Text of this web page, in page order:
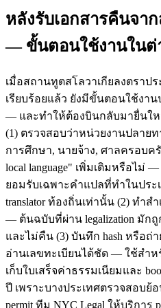
หลังรับเอกสารคืนจา
— ขั้นตอนใช้งานในต่
เมื่อสถานทูตสโลวาเกียลงตราปร
เรียบร้อยแล้ว ยังมีขั้นตอนใช้งา
— และทำให้ต้องบินกลับมายื่นใ
(1) ตรวจสอบว่าหน่วยงานปลาย
การศึกษา, นายจ้าง, ศาลครอบครั
local language" เพิ่มเติมหรือไม่
ยอมรับเฉพาะคำแปลที่ทำในประ
translator ท้องถิ่นเท่านั้น (2) ทำ
— ต้นฉบับที่ผ่าน legalization มัก
และไม่คืน (3) บันทึก hash หรือถ่า
อ่านเลขทะเบียนได้ชัด — ใช้สำห
เก็บใบเสร็จค่าธรรมเนียมและ
ปี เพราะบางประเทศตรวจสอบย้
permit ทีม NYC Legal ให้บริการ